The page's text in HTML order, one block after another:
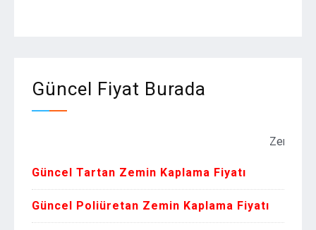
Güncel Fiyat Burada
Zemin
Güncel Tartan Zemin Kaplama Fiyatı
Güncel Poliüretan Zemin Kaplama Fiyatı